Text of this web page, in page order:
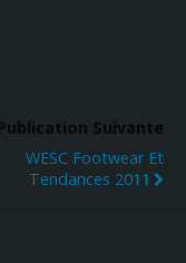
Suivante
WESC Footwear Et
Tendances 2011